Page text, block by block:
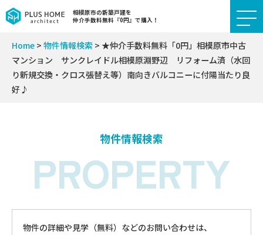
相模原市の新築戸建を
仲介手数料無料『0円』で購入！
Home > 物件情報検索 > ★仲介手数料無料「0円」相模原市中古
マンション サンクレイドル相模原淵野辺 リフォーム済（水回
り新規交換・クロス張替え等）南向きバルコニーに付陽当たり良
好♪
物件情報検索
PROPERTY
物件の詳細や見学（無料）などのお問い合わせは、